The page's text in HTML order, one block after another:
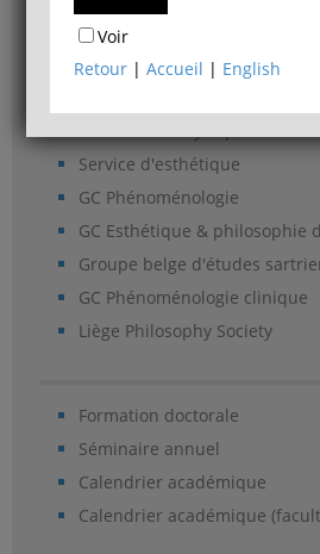
Accès & plans
Bibliothèque du Département
Service d'esthétique
GC Phénoménologie
GC Esthétique & philosophie
Groupe belge d'études
GC Phénoménologie clinique
Liège Philosophy Society
Formation doctorale
Séminaire annuel
Calendrier académique
Calendrier académique
Voir
Retour |Accueil | English